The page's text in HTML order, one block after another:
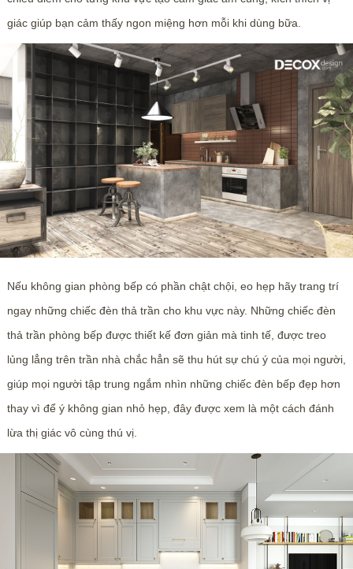
giác giúp bạn cảm thấy ngon miệng hơn mỗi khi dùng bữa.
Nếu không gian phòng bếp có phần chật chội, eo hẹp hãy trang trí
ngay những chiếc đèn thả trần cho khu vực này. Những chiếc đèn
thả trần phòng bếp được thiết kế đơn giản mà tinh tế, được treo
lủng lẳng trên trần nhà chắc hẳn sẽ thu hút sự chú ý của mọi người,
giúp mọi người tập trung ngắm nhìn những chiếc đèn bếp đẹp hơn
thay vì để ý không gian nhỏ hẹp, đây được xem là một cách đánh
lừa thị giác vô cùng thú vị.